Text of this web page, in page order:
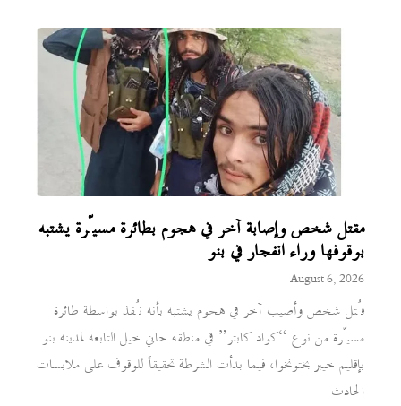
مقتل شخص وإصابة آخر في هجوم بطائرة مسيّرة يشتبه
بوقوفها وراء انفجار في بنو
August 6, 2026
قُتل شخص وأصيب آخر في هجوم يشتبه بأنه نُفذ بواسطة طائرة
مسيّرة من نوع “كواد كابتر” في منطقة جاني خيل التابعة لمدينة بنو
بإقليم خيبر بختونخوا، فيما بدأت الشرطة تحقيقاً للوقوف على ملابسات
الحادث